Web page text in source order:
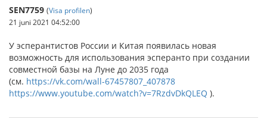
SEN7759 (Visa profilen)
21 juni 2021 04:52:00
У эсперантистов России и Китая появилась новая
возможность для использования эсперанто при создании
совместной базы на Луне до 2035 года
(см. https://vk.com/wall-67457807_407878
https://www.youtube.com/watch?v=7RzdvDkQLEQ ).